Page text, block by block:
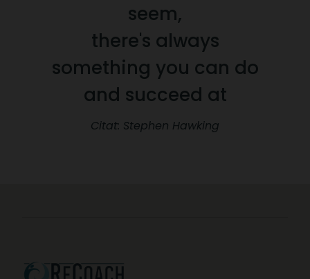
seem,
there's always
something you can do
and succeed at
Citat: Stephen Hawking